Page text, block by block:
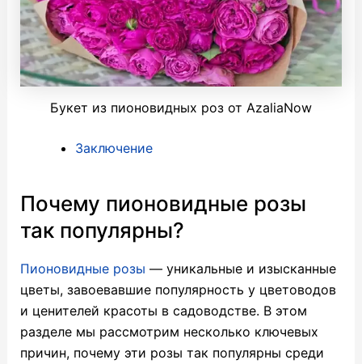
Букет из пионовидных роз от AzaliaNow
Заключение
Почему пионовидные розы
так популярны?
Пионовидные розы — уникальные и изысканные
цветы, завоевавшие популярность у цветоводов
и ценителей красоты в садоводстве. В этом
разделе мы рассмотрим несколько ключевых
причин, почему эти розы так популярны среди